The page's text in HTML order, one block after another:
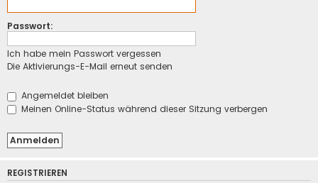
Passwort:
Ich habe mein Passwort vergessen
Die Aktivierungs-E-Mail erneut senden
Angemeldet bleiben
Meinen Online-Status während dieser Sitzung verbergen
REGISTRIEREN